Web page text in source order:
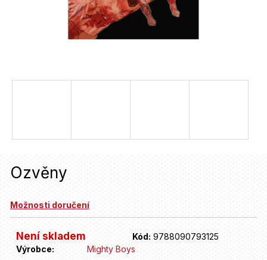
Ozvěny
Možnosti doručení
Není skladem Kód: 9788090793125
Výrobce:
Mighty Boys
í
?
HLEDAT